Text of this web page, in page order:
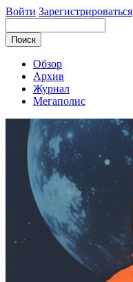
Войти Зарегистрироваться
Обзор
Архив
Журнал
Мегаполис